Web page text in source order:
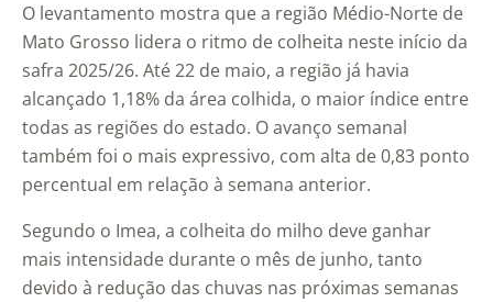
O levantamento mostra que a região Médio-Norte de
Mato Grosso lidera o ritmo de colheita neste início da
safra 2025/26. Até 22 de maio, a região já havia
alcançado 1,18% da área colhida, o maior índice entre
todas as regiões do estado. O avanço semanal
também foi o mais expressivo, com alta de 0,83 ponto
percentual em relação à semana anterior.
Segundo o Imea, a colheita do milho deve ganhar
mais intensidade durante o mês de junho, tanto
devido à redução das chuvas nas próximas semanas